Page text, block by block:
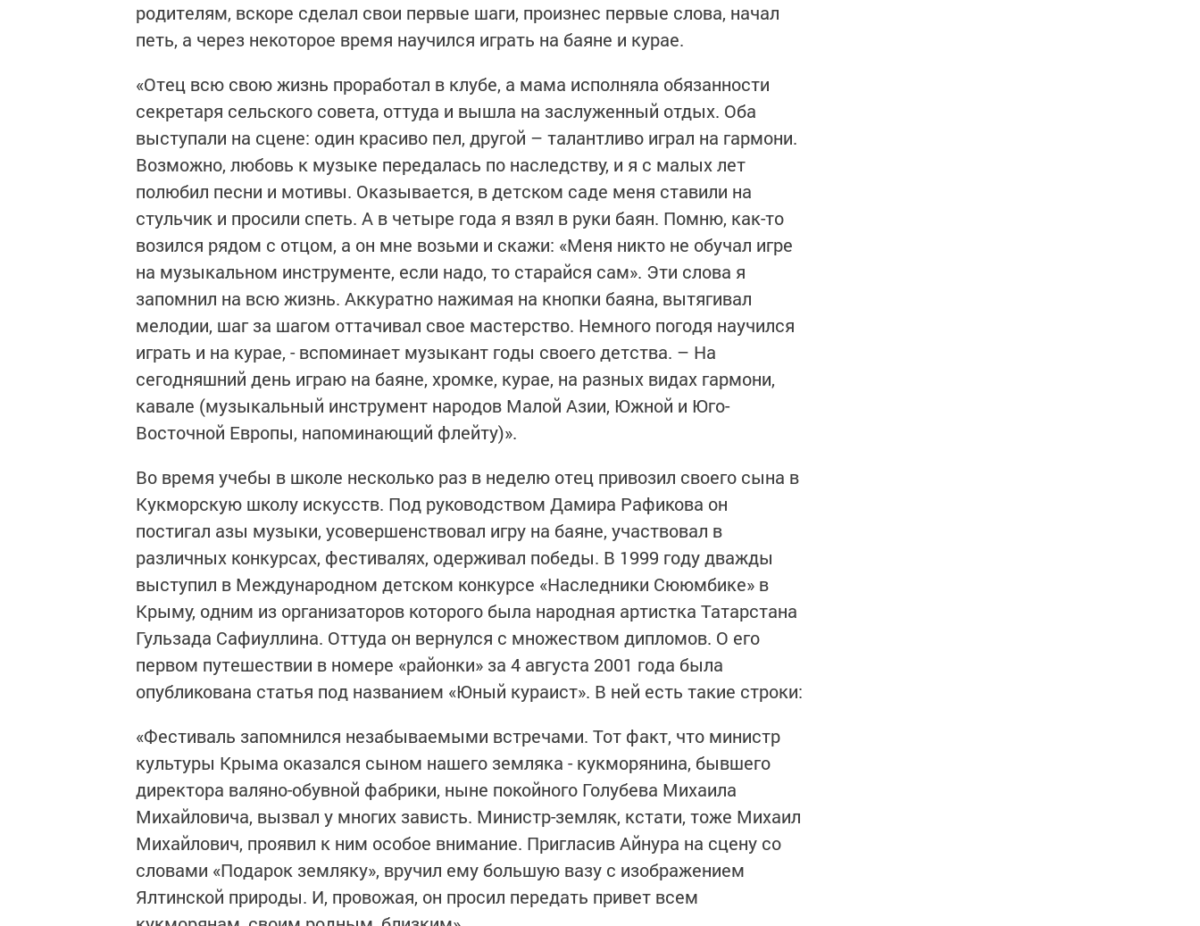
родителям, вскоре сделал свои первые шаги, произнес первые слова, начал
петь, а через некоторое время научился играть на баяне и курае.
«Отец всю свою жизнь проработал в клубе, а мама исполняла обязанности
секретаря сельского совета, оттуда и вышла на заслуженный отдых. Оба
выступали на сцене: один красиво пел, другой – талантливо играл на гармони.
Возможно, любовь к музыке передалась по наследству, и я с малых лет
полюбил песни и мотивы. Оказывается, в детском саде меня ставили на
стульчик и просили спеть. А в четыре года я взял в руки баян. Помню, как-то
возился рядом с отцом, а он мне возьми и скажи: «Меня никто не обучал игре
на музыкальном инструменте, если надо, то старайся сам». Эти слова я
запомнил на всю жизнь. Аккуратно нажимая на кнопки баяна, вытягивал
мелодии, шаг за шагом оттачивал свое мастерство. Немного погодя научился
играть и на курае, - вспоминает музыкант годы своего детства. – На
сегодняшний день играю на баяне, хромке, курае, на разных видах гармони,
кавале (музыкальный инструмент народов Малой Азии, Южной и Юго-
Восточной Европы, напоминающий флейту)».
Во время учебы в школе несколько раз в неделю отец привозил своего сына в
Кукморскую школу искусств. Под руководством Дамира Рафикова он
постигал азы музыки, усовершенствовал игру на баяне, участвовал в
различных конкурсах, фестивалях, одерживал победы. В 1999 году дважды
выступил в Международном детском конкурсе «Наследники Сююмбике» в
Крыму, одним из организаторов которого была народная артистка Татарстана
Гульзада Сафиуллина. Оттуда он вернулся с множеством дипломов. О его
первом путешествии в номере «районки» за 4 августа 2001 года была
опубликована статья под названием «Юный кураист». В ней есть такие строки:
«Фестиваль запомнился незабываемыми встречами. Тот факт, что министр
культуры Крыма оказался сыном нашего земляка - кукморянина, бывшего
директора валяно-обувной фабрики, ныне покойного Голубева Михаила
Михайловича, вызвал у многих зависть. Министр-земляк, кстати, тоже Михаил
Михайлович, проявил к ним особое внимание. Пригласив Айнура на сцену со
словами «Подарок земляку», вручил ему большую вазу с изображением
Ялтинской природы. И, провожая, он просил передать привет всем